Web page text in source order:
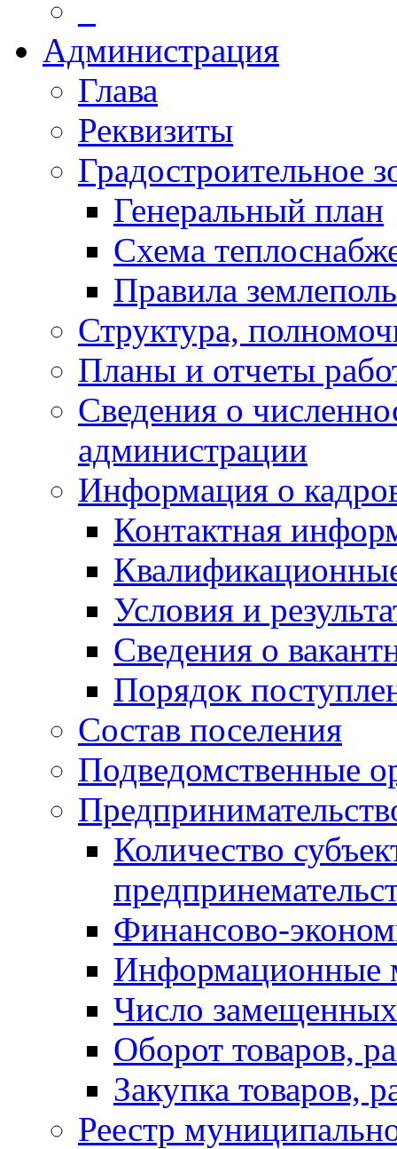
Администрация
Глава
Реквизиты
Градостроительное
Генеральный план
Схема
Правила
Структура,
Планы и отчеты
Сведения о
администрации
Информация о
Контактная
Условия и
Сведения о
Порядок
Состав поселения
Подведомственные
Количество
Финансово-
Информационные
Число
Оборот товаров,
Закупка товаров,
Реестр